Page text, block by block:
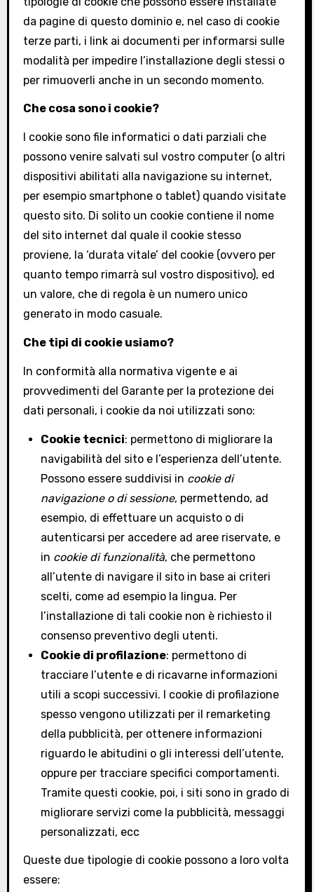
da pagine di questo dominio e, nel caso di cookie
terze parti, i link ai documenti per informarsi sulle
modalità per impedire l’installazione degli stessi o
per rimuoverli anche in un secondo momento.
Che cosa sono i cookie?
I cookie sono file informatici o dati parziali che
possono venire salvati sul vostro computer (o altri
dispositivi abilitati alla navigazione su internet,
per esempio smartphone o tablet) quando visitate
questo sito. Di solito un cookie contiene il nome
del sito internet dal quale il cookie stesso
proviene, la ‘durata vitale’ del cookie (ovvero per
quanto tempo rimarrà sul vostro dispositivo), ed
un valore, che di regola è un numero unico
generato in modo casuale.
Che tipi di cookie usiamo?
In conformità alla normativa vigente e ai
provvedimenti del Garante per la protezione dei
dati personali, i cookie da noi utilizzati sono:
Cookie tecnici: permettono di migliorare la
navigabilità del sito e l’esperienza dell’utente.
Possono essere suddivisi in cookie di
navigazione o di sessione, permettendo, ad
esempio, di effettuare un acquisto o di
autenticarsi per accedere ad aree riservate, e
in cookie di funzionalità, che permettono
all’utente di navigare il sito in base ai criteri
scelti, come ad esempio la lingua. Per
l’installazione di tali cookie non è richiesto il
consenso preventivo degli utenti.
Cookie di profilazione: permettono di
tracciare l’utente e di ricavarne informazioni
utili a scopi successivi. I cookie di profilazione
spesso vengono utilizzati per il remarketing
della pubblicità, per ottenere informazioni
riguardo le abitudini o gli interessi dell’utente,
oppure per tracciare specifici comportamenti.
Tramite questi cookie, poi, i siti sono in grado di
migliorare servizi come la pubblicità, messaggi
personalizzati, ecc
Queste due tipologie di cookie possono a loro volta
essere: